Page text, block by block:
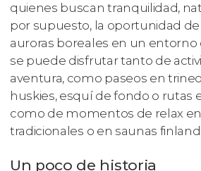
quienes buscan tranquilidad,
por supuesto, la oportunidad
auroras boreales en un entorno
se puede disfrutar tanto de
aventura, como paseos en
huskies, esquí de fondo o rutas
como de momentos de relax
tradicionales o en saunas
Un poco de historia